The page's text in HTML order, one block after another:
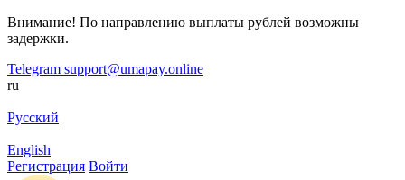
Внимание! По направлению выплаты рублей возможны
задержки.
Telegram support@umapay.online
ru
Русский
English
Регистрация Войти